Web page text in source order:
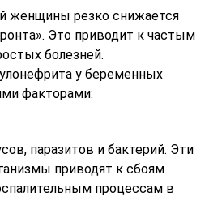
женщины резко снижается
Это приводит к частым
болезней.
у беременных
факторами:
паразитов и бактерий. Эти
приводят к сбоям
процессам в